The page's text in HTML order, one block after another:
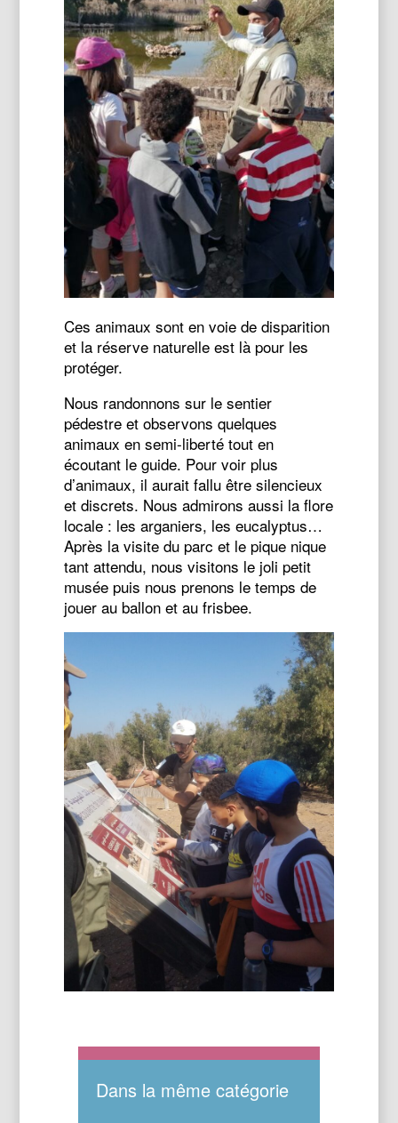
Ces animaux sont en voie de disparition
et la réserve naturelle est là pour les
protéger.
Nous randonnons sur le sentier
pédestre et observons quelques
animaux en semi-liberté tout en
écoutant le guide. Pour voir plus
d’animaux, il aurait fallu être silencieux
et discrets. Nous admirons aussi la flore
locale : les arganiers, les eucalyptus…
Après la visite du parc et le pique nique
tant attendu, nous visitons le joli petit
musée puis nous prenons le temps de
jouer au ballon et au frisbee.
Dans la même catégorie